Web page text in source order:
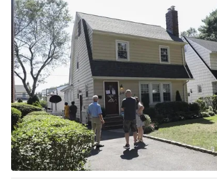
Khán giả
Giải sao mai
Sao
Du lịch
Làm đẹp
Chất lượng cuộc sống
Giáo dục
Tuyển sinh
Học trực tuyến
Công nghệ
Hitech Công nghệ tương lai
Sản phẩm
Thị trường
Tư vấn
Giao lưu trực tuyến
Lịch phát sóng